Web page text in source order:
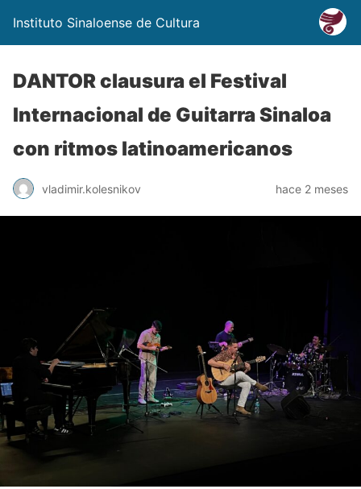
Instituto Sinaloense de Cultura
DANTOR clausura el Festival
Internacional de Guitarra Sinaloa
con ritmos latinoamericanos
vladimir.kolesnikov hace 2 meses